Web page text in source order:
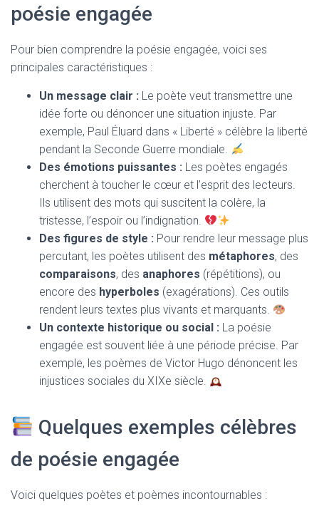
poésie engagée
Pour bien comprendre la poésie engagée, voici ses
principales caractéristiques :
Un message clair : Le poète veut transmettre une
idée forte ou dénoncer une situation injuste. Par
exemple, Paul Éluard dans « Liberté » célèbre la liberté
pendant la Seconde Guerre mondiale.
Des émotions puissantes : Les poètes engagés
cherchent à toucher le cœur et l’esprit des lecteurs.
Ils utilisent des mots qui suscitent la colère, la
tristesse, l’espoir ou l’indignation.
Des figures de style : Pour rendre leur message plus
percutant, les poètes utilisent des métaphores, des
comparaisons, des anaphores (répétitions), ou
encore des hyperboles (exagérations). Ces outils
rendent leurs textes plus vivants et marquants.
Un contexte historique ou social : La poésie
engagée est souvent liée à une période précise. Par
exemple, les poèmes de Victor Hugo dénoncent les
injustices sociales du XIXe siècle.
Quelques exemples célèbres
de poésie engagée
Voici quelques poètes et poèmes incontournables :